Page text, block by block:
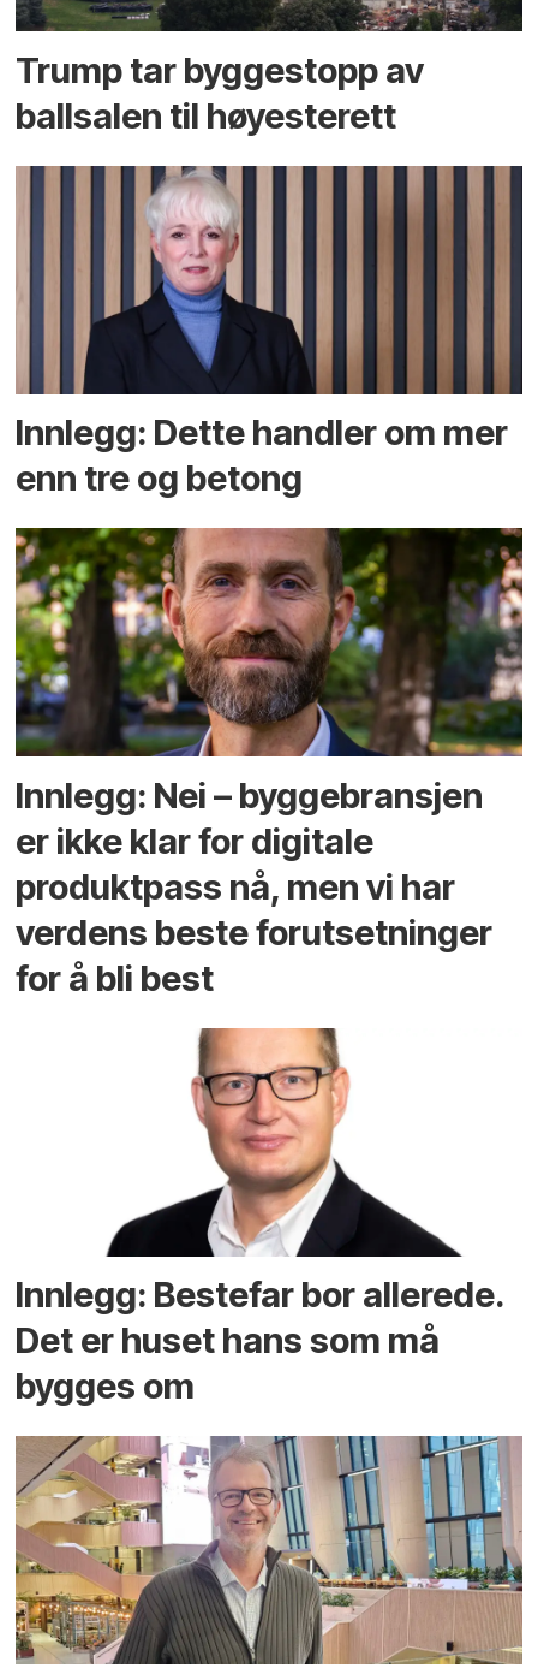
Trump tar byggestopp av
ballsalen til høyesterett
Innlegg: Dette handler om mer
enn tre og betong
Innlegg: Nei – byggebransjen
er ikke klar for digitale
produktpass nå, men vi har
verdens beste forutsetninger
for å bli best
Innlegg: Bestefar bor allerede.
Det er huset hans som må
bygges om